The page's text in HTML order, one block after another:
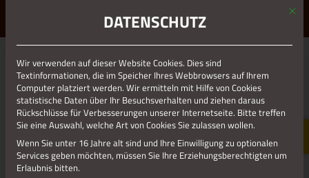
ERLEBE STOLBERG.ERLEBE DICH.
Datenschutz
Impressum
Mit
DATENSCHUTZ
Wir verwenden auf dieser Website Cookies. Dies sind
Textinformationen, die im Speicher Ihres Webbrowsers auf Ihrem
Computer platziert werden. Wir ermitteln mit Hilfe von Cookies
statistische Daten über Ihr Besuchsverhalten und ziehen daraus
Rückschlüsse für Verbesserungen unserer Internetseite. Bitte treffen
Sie eine Auswahl, welche Art von Cookies Sie zulassen wollen.
Wenn Sie unter 16 Jahre alt sind und Ihre Einwilligung zu optionalen
Services geben möchten, müssen Sie Ihre Erziehungsberechtigten um
Erlaubnis bitten.